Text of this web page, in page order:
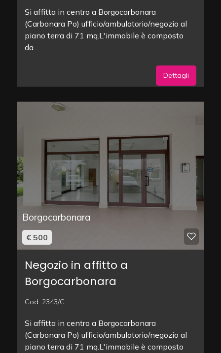
Si affitta in centro a Borgocarbonara
(Carbonara Po) ufficio/ambulatorio/negozio al
piano terra di 71 mq.L'immobile è composto
da...
Dettagli
Borgocarbonara
€ 500
Negozio in affitto a
Borgocarbonara
Cod. 2343/C
Si affitta in centro a Borgocarbonara
(Carbonara Po) ufficio/ambulatorio/negozio al
piano terra di 71 mq.L'immobile è composto